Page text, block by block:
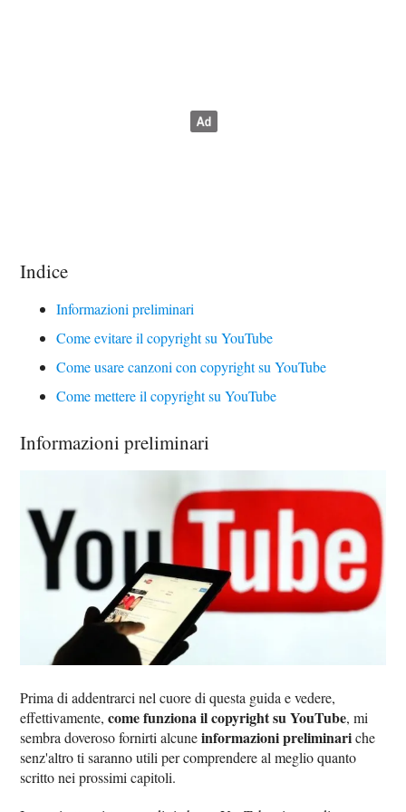
Indice
Informazioni preliminari
Come evitare il copyright su YouTube
Come usare canzoni con copyright su YouTube
Come mettere il copyright su YouTube
Informazioni preliminari
Prima di addentrarci nel cuore di questa guida e vedere,
effettivamente,come funziona il copyright su YouTube, mi
sembra doveroso fornirti alcuneinformazioni preliminariche
senz'altro ti saranno utili per comprendere al meglio quanto
scritto nei prossimi capitoli.